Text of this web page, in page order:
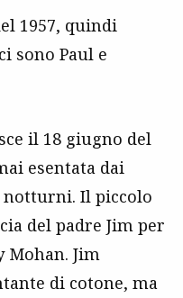
1957, quindi
sono Paul e
il 18 giugno del
esentata dai
Il piccolo
del padre Jim per
Mohan. Jim
di cotone, ma